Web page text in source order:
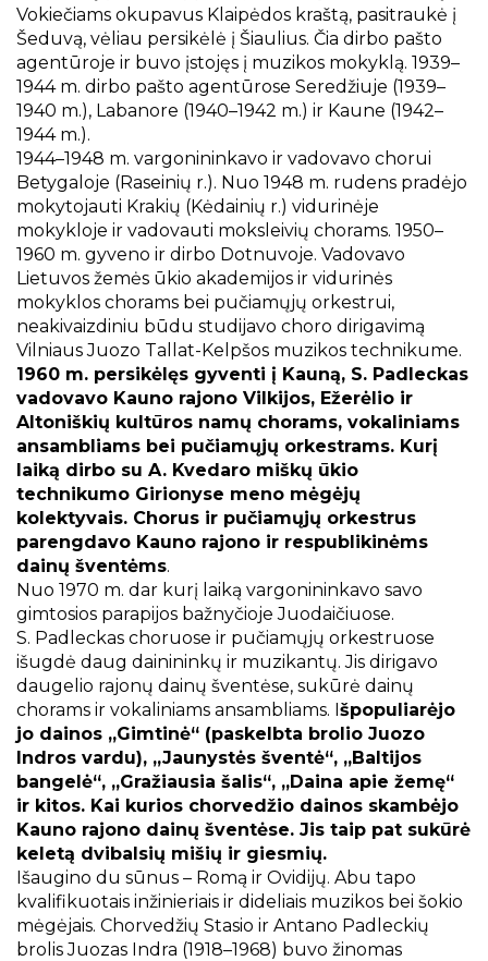
Vokiečiams okupavus Klaipėdos kraštą, pasitraukė į
Šeduvą, vėliau persikėlė į Šiaulius. Čia dirbo pašto
agentūroje ir buvo įstojęs į muzikos mokyklą. 1939–
1944 m. dirbo pašto agentūrose Seredžiuje (1939–
1940 m.), Labanore (1940–1942 m.) ir Kaune (1942–
1944 m.).
1944–1948 m. vargonininkavo ir vadovavo chorui
Betygaloje (Raseinių r.). Nuo 1948 m. rudens pradėjo
mokytojauti Krakių (Kėdainių r.) vidurinėje
mokykloje ir vadovauti moksleivių chorams. 1950–
1960 m. gyveno ir dirbo Dotnuvoje. Vadovavo
Lietuvos žemės ūkio akademijos ir vidurinės
mokyklos chorams bei pučiamųjų orkestrui,
neakivaizdiniu būdu studijavo choro dirigavimą
Vilniaus Juozo Tallat-Kelpšos muzikos technikume.
1960 m. persikėlęs gyventi į Kauną, S. Padleckas
vadovavo Kauno rajono Vilkijos, Ežerėlio ir
Altoniškių kultūros namų chorams, vokaliniams
ansambliams bei pučiamųjų orkestrams. Kurį
laiką dirbo su A. Kvedaro miškų ūkio
technikumo Girionyse meno mėgėjų
kolektyvais. Chorus ir pučiamųjų orkestrus
parengdavo Kauno rajono ir respublikinėms
dainų šventėms.
Nuo 1970 m. dar kurį laiką vargonininkavo savo
gimtosios parapijos bažnyčioje Juodaičiuose.
S. Padleckas choruose ir pučiamųjų orkestruose
išugdė daug dainininkų ir muzikantų. Jis dirigavo
daugelio rajonų dainų šventėse, sukūrė dainų
chorams ir vokaliniams ansambliams. Išpopuliarėjo
jo dainos „Gimtinė“ (paskelbta brolio Juozo
Indros vardu), „Jaunystės šventė“, „Baltijos
bangelė“, „Gražiausia šalis“, „Daina apie žemę“
ir kitos. Kai kurios chorvedžio dainos skambėjo
Kauno rajono dainų šventėse. Jis taip pat sukūrė
keletą dvibalsių mišių ir giesmių.
Išaugino du sūnus – Romą ir Ovidijų. Abu tapo
kvalifikuotais inžinieriais ir dideliais muzikos bei šokio
mėgėjais. Chorvedžių Stasio ir Antano Padleckių
brolis Juozas Indra (1918–1968) buvo žinomas